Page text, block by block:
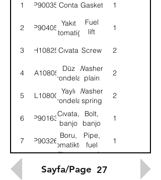
1 9P900351Conta Gasket 1
2 9P904054
Yakıt
otomatiği
Fuel
lift
1
3 SH108251Cıvata Screw 2
4 WA108051
Düz
rondela
Washer,
plain
2
5 WL108002
Yaylı
rondela
Washer,
spring
2
6 9P901634
Cıvata,
banjo
Bolt,
banjo
1
7 9P903263
Boru,
otomatikten
filtreye
Pipe,
fuel
supply
1
Sayfa/Page 27